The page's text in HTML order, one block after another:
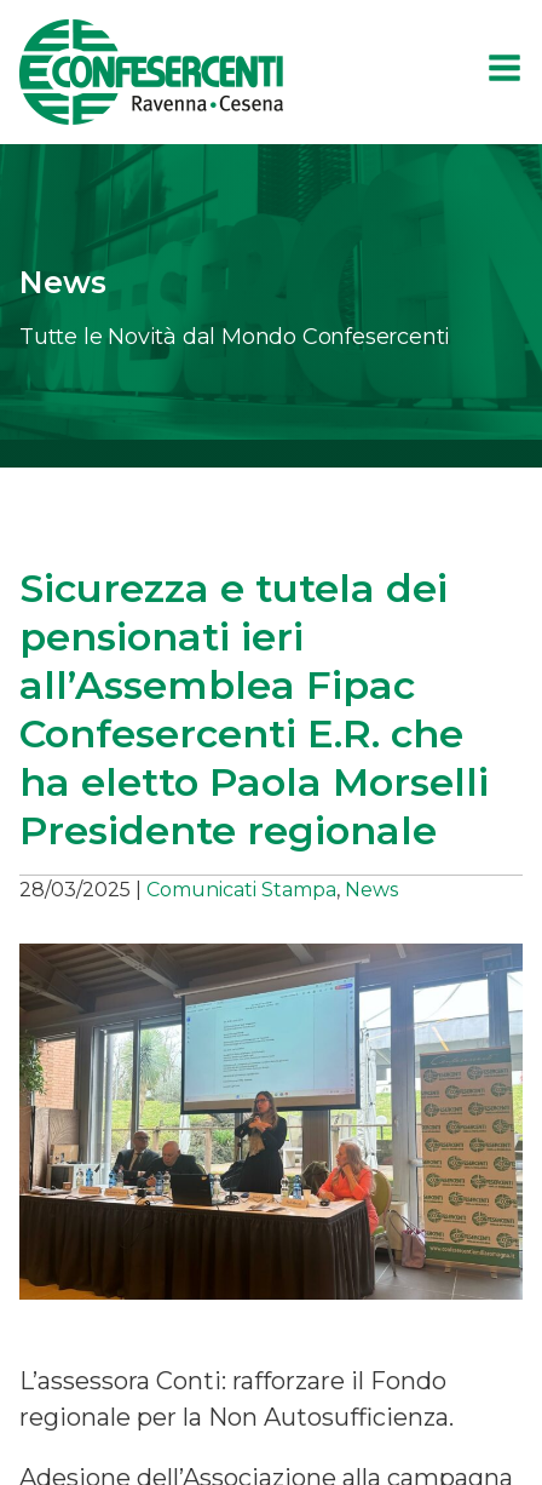
News
Tutte le Novità dal Mondo Confesercenti
Sicurezza e tutela dei
pensionati ieri
all’Assemblea Fipac
Confesercenti E.R. che
ha eletto Paola Morselli
Presidente regionale
28/03/2025 Comunicati Stampa, News
L’assessora Conti: rafforzare il Fondo
regionale per la Non Autosufficienza.
Adesione dell’Associazione alla campagna